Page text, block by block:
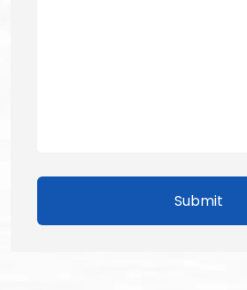
Submit